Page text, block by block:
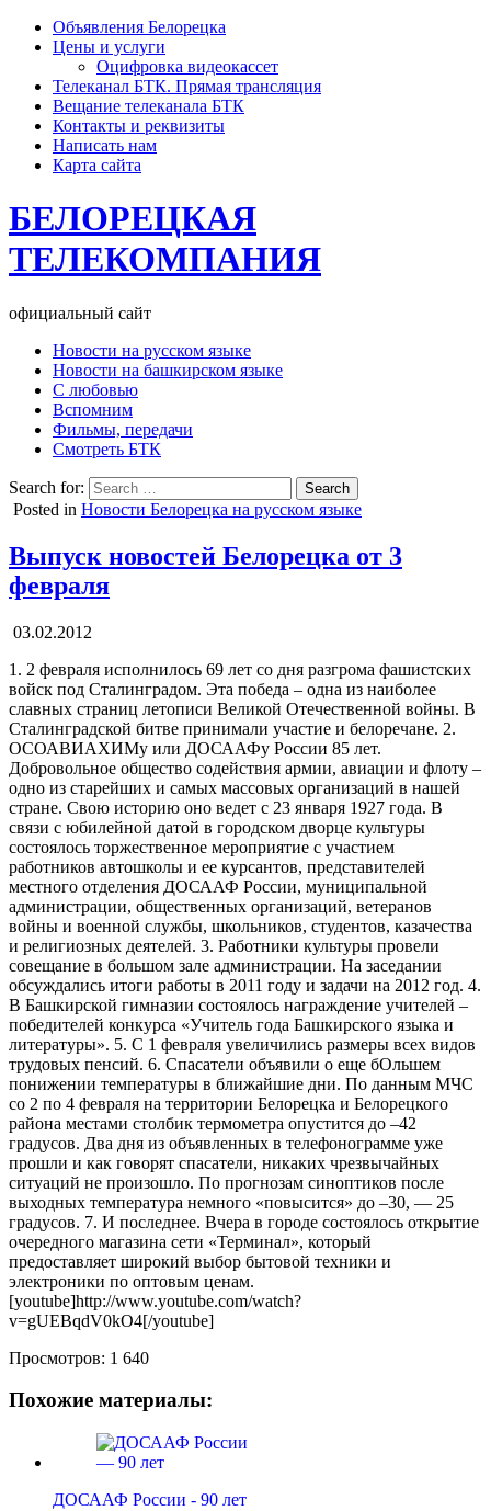
Объявления Белорецка
Цены и услуги
Оцифровка видеокассет
Телеканал БТК. Прямая трансляция
Вещание телеканала БТК
Контакты и реквизиты
Написать нам
Карта сайта
БЕЛОРЕЦКАЯ
ТЕЛЕКОМПАНИЯ
официальный сайт
Новости на русском языке
Новости на башкирском языке
С любовью
Вспомним
Фильмы, передачи
Смотреть БТК
Search for:
Posted in Новости Белорецка на русском языке
Выпуск новостей Белорецка от 3
февраля
03.02.2012
1. 2 февраля исполнилось 69 лет со дня разгрома фашистских
войск под Сталинградом. Эта победа – одна из наиболее
славных страниц летописи Великой Отечественной войны. В
Сталинградской битве принимали участие и белоречане. 2.
ОСОАВИАХИМу или ДОСААФу России 85 лет.
Добровольное общество содействия армии, авиации и флоту –
одно из старейших и самых массовых организаций в нашей
стране. Свою историю оно ведет с 23 января 1927 года. В
связи с юбилейной датой в городском дворце культуры
состоялось торжественное мероприятие с участием
работников автошколы и ее курсантов, представителей
местного отделения ДОСААФ России, муниципальной
администрации, общественных организаций, ветеранов
войны и военной службы, школьников, студентов, казачества
и религиозных деятелей. 3. Работники культуры провели
совещание в большом зале администрации. На заседании
обсуждались итоги работы в 2011 году и задачи на 2012 год. 4.
В Башкирской гимназии состоялось награждение учителей –
победителей конкурса «Учитель года Башкирского языка и
литературы». 5. С 1 февраля увеличились размеры всех видов
трудовых пенсий. 6. Спасатели объявили о еще бОльшем
понижении температуры в ближайшие дни. По данным МЧС
со 2 по 4 февраля на территории Белорецка и Белорецкого
района местами столбик термометра опустится до –42
градусов. Два дня из объявленных в телефонограмме уже
прошли и как говорят спасатели, никаких чрезвычайных
ситуаций не произошло. По прогнозам синоптиков после
выходных температура немного «повысится» до –30, — 25
градусов. 7. И последнее. Вчера в городе состоялось открытие
очередного магазина сети «Терминал», который
предоставляет широкий выбор бытовой техники и
электроники по оптовым ценам.
[youtube]http://www.youtube.com/watch?
v=gUEBqdV0kO4[/youtube]
Просмотров: 1 640
Похожие материалы:
ДОСААФ России - 90 лет